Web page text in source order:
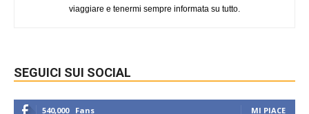
viaggiare e tenermi sempre informata su tutto.
SEGUICI SUI SOCIAL
540,000 Fans MI PIACE